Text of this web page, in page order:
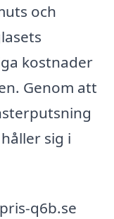
och
kostnader
Genom att
sig i
q6b.se